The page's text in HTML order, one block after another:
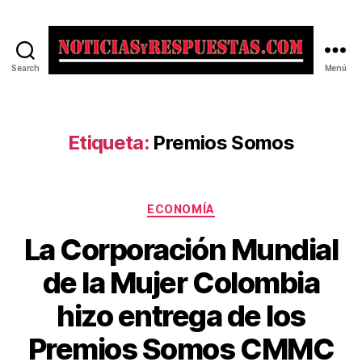
Search Menú
Etiqueta: Premios Somos
Categorías
ECONOMÍA
La Corporación Mundial
de la Mujer Colombia
hizo entrega de los
Premios Somos CMMC